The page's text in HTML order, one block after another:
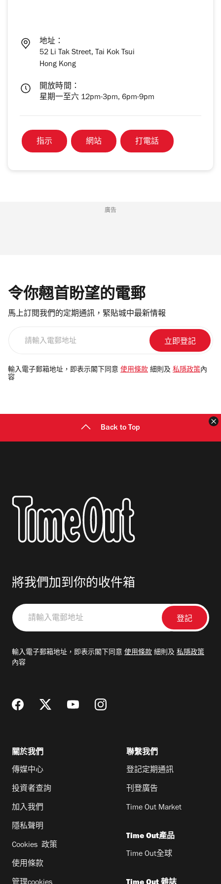
地址：
52 Li Tak Street, Tai Kok Tsui
Hong Kong
開放時間：
星期一至六 12pm-3pm, 6pm-9pm
指示 網站 打電話
廣告
令你翹首盼望的電郵
馬上訂閱我們的定期通訊，緊貼城中最新情報
電
郵
輸入電子郵箱地址，即表示閣下同意 使用條款 細則及 私隱政策 內
容
Back to Top
將我們加到你的收件箱
請
輸
郵
輸入電子郵箱地址，即表示閣下同意 使用條款 細則及 私隱政策
內容
關於我們
傳媒中心
投資者查詢
加入我們
隱私聲明
Cookies 政策
使用條款
聯繫我們
登記定期通訊
刊登廣告
Time Out Market
Time Out產品
Time Out全球